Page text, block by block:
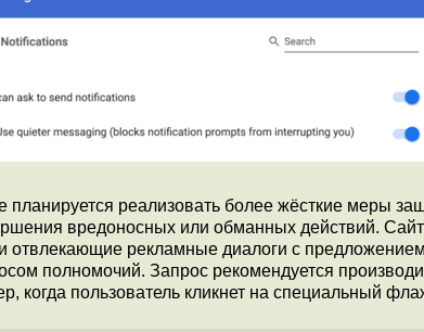
планируется реализовать более жёсткие меры
вредоносных или обманных действий.
отвлекающие рекламные диалоги с
полномочий. Запрос рекомендуется
когда пользователь кликнет на специальный